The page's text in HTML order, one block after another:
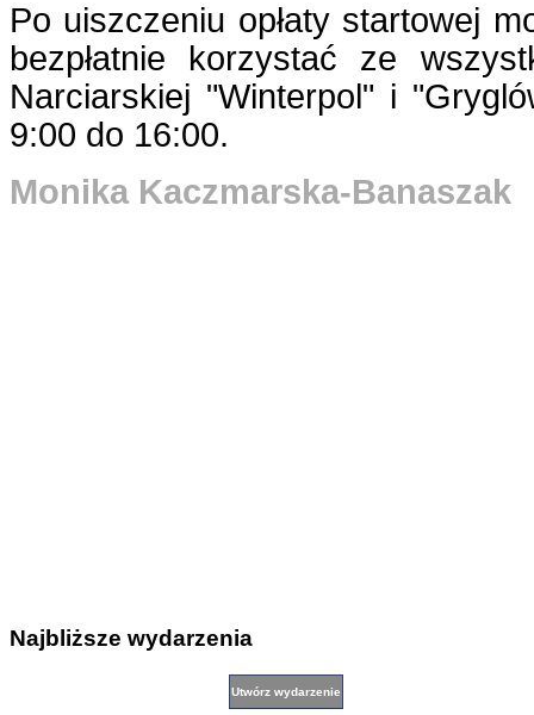
Po uiszczeniu opłaty startowej
bezpłatnie korzystać ze
Narciarskiej "Winterpol" i
9:00 do 16:00.
Monika Kaczmarska-Banaszak
Najbliższe wydarzenia